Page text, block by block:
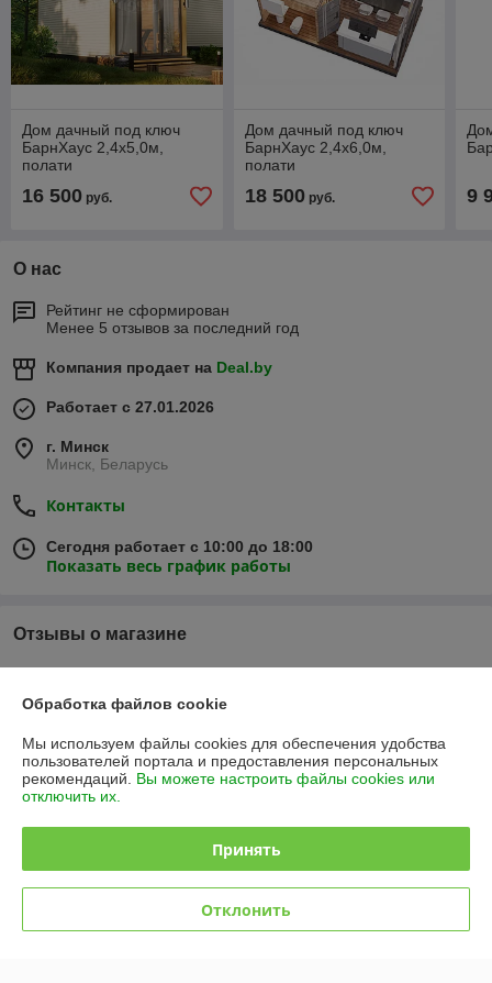
Дом дачный под ключ
БарнХаус 2,4х5,0м,
полати
16 500 руб.
Дом дачный под ключ
БарнХаус 2,4х6,0м,
полати
18 500руб. 9
О нас
Рейтинг не сформирован
Менее 5 отзывов за последний год
Компания продает на Deal.by
Работает с 27.01.2026
г. Минск
Минск, Беларусь
Контакты
Сегодня работает с 10:00 до 18:00
Показать весь график работы
Отзывы о магазине
О нас
Контакты
График работы
Обработка файлов cookie
Мы используем файлы cookies для обеспечения удобства
пользователей портала и предоставления персональных
рекомендаций. Вы можете настроить файлы cookies или
отключить их.
Принять
Отклонить